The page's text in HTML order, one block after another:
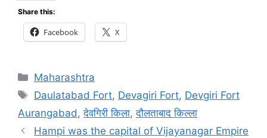
Share this:
Facebook X
Categories
Maharashtra
Tags
Daulatabad Fort, Devagiri Fort, Devgiri Fort
Aurangabad,देवगिरी किला,दौलताबाद किल्ला
Hampi was the capital of Vijayanagar Empire